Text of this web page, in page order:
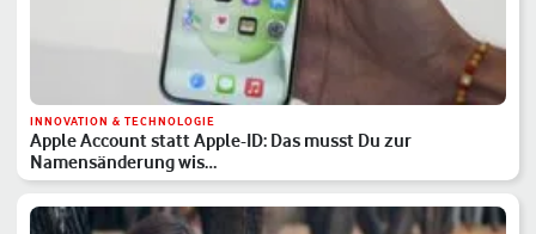
INNOVATION & TECHNOLOGIE
Apple Account statt Apple-ID: Das musst Du zur
Namensänderung wis…